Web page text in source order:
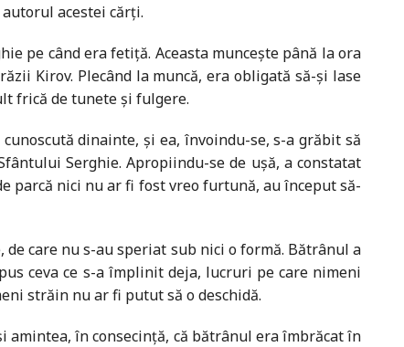
acestei cărţi.
pe când era fetiţă. Aceasta muncește până la ora
Kirov. Plecând la muncă, era obligată să-și lase
frică de tunete și fulgere.
dinainte, și ea, învoindu-se, s-a grăbit să
Serghie. Apropiindu-se de ușă, a constatat
parcă nici nu ar fi fost vreo furtună, au început să-
care nu s-au speriat sub nici o formă. Bătrânul a
ceva ce s-a împlinit deja, lucruri pe care nimeni
străin nu ar fi putut să o deschidă.
în consecinţă, că bătrânul era îmbrăcat în